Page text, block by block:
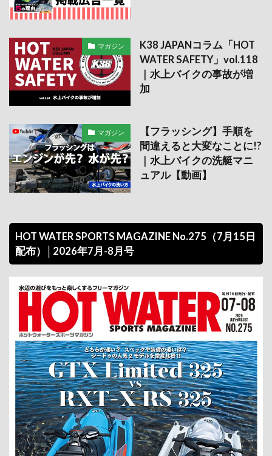
マガジン
K38 JAPANコラム「HOT
WATER SAFETY」vol.118
｜水上バイクの事故が増
加
マガジン
【フラッシング】手順を
間違えると大変なことに!?
｜水上バイクの洗艇マニ
ュアル【動画】
HOT WATER SPORTS MAGAZINE No.275（7月15日
配布）│2026年7月-8月号